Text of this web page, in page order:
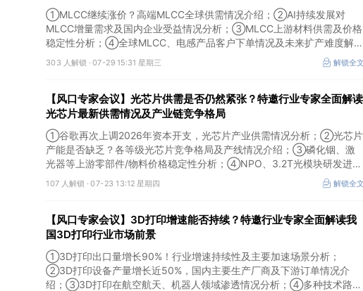
①MLCC继续涨价？高端MLCC全球供需情况介绍；②AI持续发展对
MLCC增量需求及国内企业受益情况分析；③MLCC上游材料供需及价格
稳定性分析；④全球MLCC、电感产品客户下单情况及未来扩产难度解
析。本场风口专家会议将于7月29日（周三）20:30举行，特邀行业专家
全面解读MLCC价格上涨动力及竞争格局情况。
303 人解锁 ·07-29 15:31 星期三 解锁全
【风口专家会议】光芯片供需是否仍然紧张？特邀行业专家全面解读
光芯片最新供需情况及产业链竞争格局
①谷歌再次上调2026年资本开支，光芯片产业供需情况分析；②光芯片
产能是否缺乏？各等级光芯片竞争格局及产线情况介绍；③磷化铟、激
光器等上游零部件/物料价格稳定性分析；④NPO、3.2T光模块研发进展
介绍。本场风口专家会议将于7月23日（周四）16:30举行，特邀行业专
家全面解读光芯片最新供需情况及产业链竞争格局。
107 人解锁 ·07-23 13:12 星期四 解锁全
【风口专家会议】3D打印增速能否持续？特邀行业专家全面解读我
国3D打印行业市场前景
①3D打印出口量增长90%！行业增速持续性及主要加速场景分析；
②3D打印设备产量增长近50%，国内主要生产厂商及下游订单情况介
绍；③3D打印在航空航天、机器人领域渗透情况分析；④多种技术路线